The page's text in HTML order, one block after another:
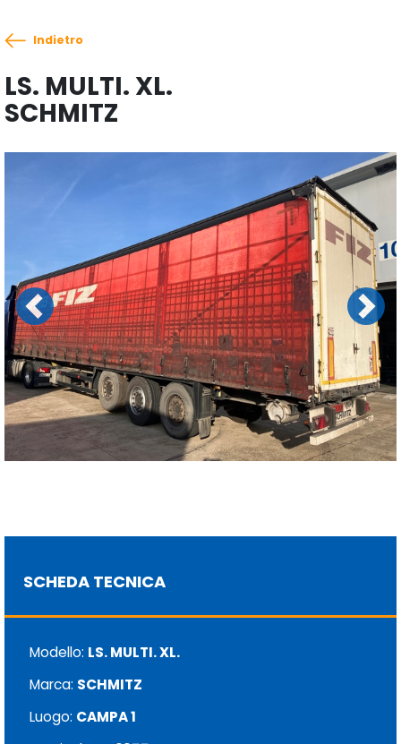
Indietro
LS. MULTI. XL.
SCHMITZ
Previous Next
SCHEDA TECNICA
Modello: LS. MULTI. XL.
Marca: SCHMITZ
Luogo: CAMPA 1